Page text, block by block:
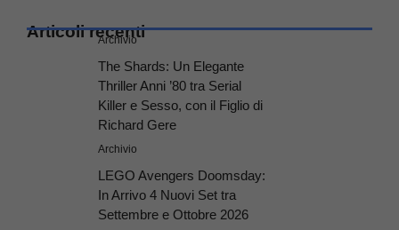
Articoli recenti
Archivio
The Shards: Un Elegante
Thriller Anni ’80 tra Serial
Killer e Sesso, con il Figlio di
Richard Gere
Archivio
LEGO Avengers Doomsday:
In Arrivo 4 Nuovi Set tra
Settembre e Ottobre 2026